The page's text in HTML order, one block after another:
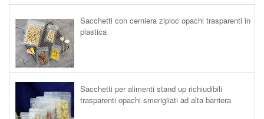
Sacchetti con cerniera ziploc opachi trasparenti in
plastica
Sacchetti per alimenti stand up richiudibili
trasparenti opachi smerigliati ad alta barriera